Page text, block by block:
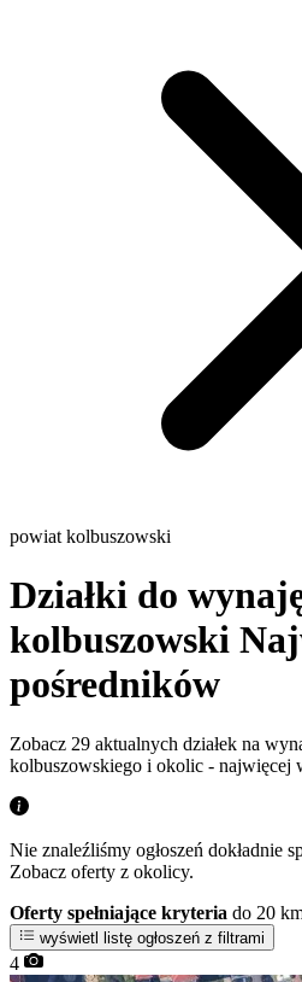
powiat kolbuszowski
Działki do
kolbuszowski
pośredników
Zobacz 29 aktualnych działek na
kolbuszowskiego i okolic - najwięcej
Nie znaleźliśmy ogłoszeń dokładnie
Zobacz oferty z okolicy.
Oferty spełniające kryteria do 20
wyświetl listę ogłoszeń z filtrami
4